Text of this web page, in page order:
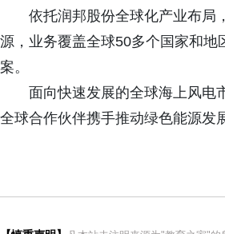
依托润邦股份全球化产业布局
源，业务覆盖全球50多个国家和
案。
面向快速发展的全球海上风电
全球合作伙伴携手推动绿色能源发